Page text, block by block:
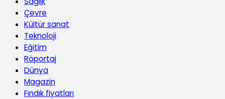
Çevre
Kültür sanat
Teknoloji
Eğitim
Röportaj
Dünya
Magazin
Fındık fiyatları